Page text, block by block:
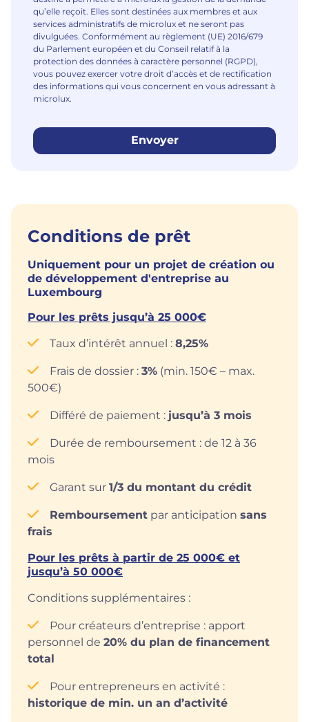
qu’elle reçoit. Elles sont destinées aux membres et aux
services administratifs de microlux et ne seront pas
divulguées. Conformément au règlement (UE) 2016/679
du Parlement européen et du Conseil relatif à la
protection des données à caractère personnel (RGPD),
vous pouvez exercer votre droit d’accès et de rectification
des informations qui vous concernent en vous adressant à
microlux.
Envoyer
Conditions de prêt
Uniquement pour un projet de création ou
de développement d'entreprise au
Luxembourg
Pour les prêts jusqu’à 25 000€
Taux d’intérêt annuel : 8,25%
Frais de dossier : 3% (min. 150€ – max.
500€)
Différé de paiement : jusqu’à 3 mois
Durée de remboursement : de 12 à 36
mois
Garant sur 1/3 du montant du crédit
Remboursement par anticipation sans
frais
Pour les prêts à partir de 25 000€ et
jusqu’à 50 000€
Conditions supplémentaires :
Pour créateurs d’entreprise : apport
personnel de 20% du plan de financement
total
Pour entrepreneurs en activité :
historique de min. un an d’activité